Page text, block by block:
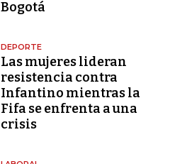
Bogotá
DEPORTE
Las mujeres lideran
resistencia contra
Infantino mientras la
Fifa se enfrenta a una
crisis